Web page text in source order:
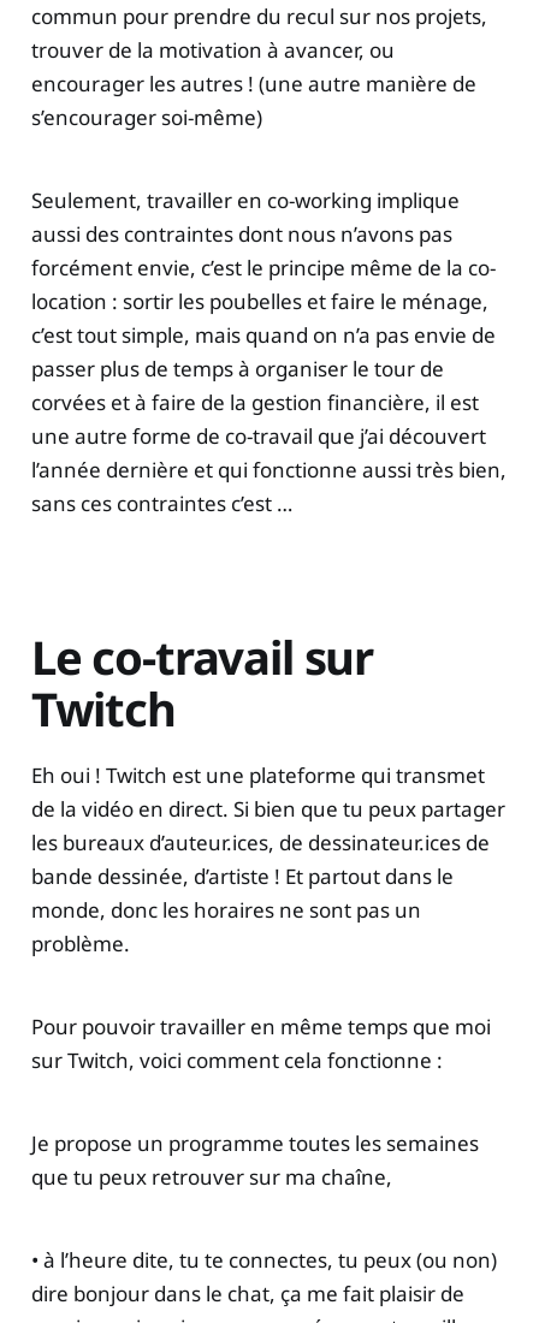
commun pour prendre du recul sur nos projets,
trouver de la motivation à avancer, ou
encourager les autres ! (une autre manière de
s’encourager soi-même)
Seulement, travailler en co-working implique
aussi des contraintes dont nous n’avons pas
forcément envie, c’est le principe même de la co-
location : sortir les poubelles et faire le ménage,
c’est tout simple, mais quand on n’a pas envie de
passer plus de temps à organiser le tour de
corvées et à faire de la gestion financière, il est
une autre forme de co-travail que j’ai découvert
l’année dernière et qui fonctionne aussi très bien,
sans ces contraintes c’est …
Le co-travail sur
Twitch
Eh oui ! Twitch est une plateforme qui transmet
de la vidéo en direct. Si bien que tu peux partager
les bureaux d’auteur.ices, de dessinateur.ices de
bande dessinée, d’artiste ! Et partout dans le
monde, donc les horaires ne sont pas un
problème.
Pour pouvoir travailler en même temps que moi
sur Twitch, voici comment cela fonctionne :
Je propose un programme toutes les semaines
que tu peux retrouver sur ma chaîne,
• à l’heure dite, tu te connectes, tu peux (ou non)
dire bonjour dans le chat, ça me fait plaisir de